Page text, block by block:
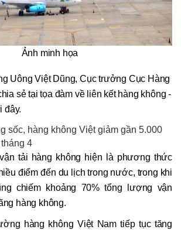
Ảnh minh họa
Uông Việt Dũng, Cục trưởng Cục Hàng
sẻ tại tọa đàm về liên kết hàng không -
đây.
sốc, hàng không Việt giảm gần 5.000
4
tải hàng không hiện là phương thức
điểm đến du lịch trong nước, trong khi
chiếm khoảng 70% tổng lượng vận
hàng không.
hàng không Việt Nam tiếp tục tăng